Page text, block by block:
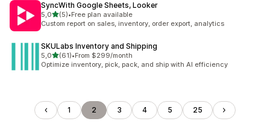
SyncWith Google Sheets, Looker
5,0de 5 estrelas
(5)
5 total de avaliações
•Free plan available
Custom report on sales, inventory, order export, analytics
SKULabs Inventory and Shipping
5,0de 5 estrelas
(61)
61 total de avaliações
•From $299/month
Optimize inventory, pick, pack, and ship with AI efficiency
1 2 3 4 5 25